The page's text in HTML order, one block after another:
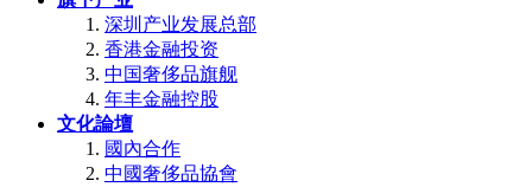
深圳产业发展总部
香港金融投资
中国奢侈品旗舰
年丰金融控股
文化論壇
國內合作
中國奢侈品協會